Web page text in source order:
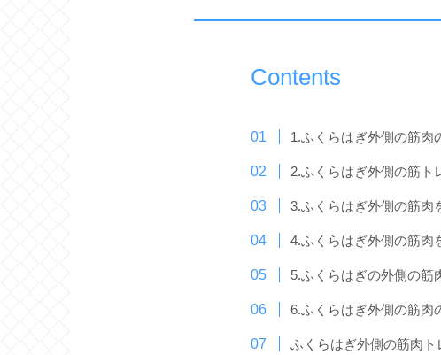
Contents
1.ふくらはぎ外側の筋肉
2.ふくらはぎ外側の筋ト
3.ふくらはぎ外側の筋肉
4.ふくらはぎ外側の筋肉
5.ふくらはぎの外側の筋
6.ふくらはぎ外側の筋肉
ふくらはぎ外側の筋肉